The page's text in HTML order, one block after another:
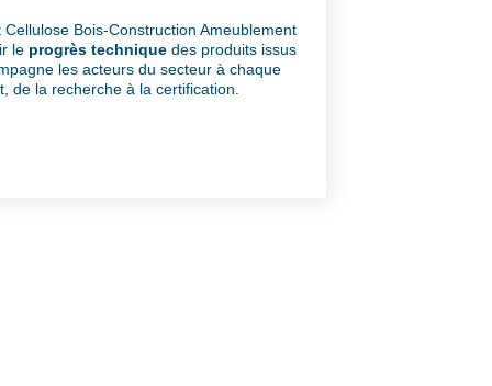
Cellulose Bois-Construction Ameublement
le progrès techniquedes produits issus
les acteurs du secteur à chaque
de la recherche à la certification.